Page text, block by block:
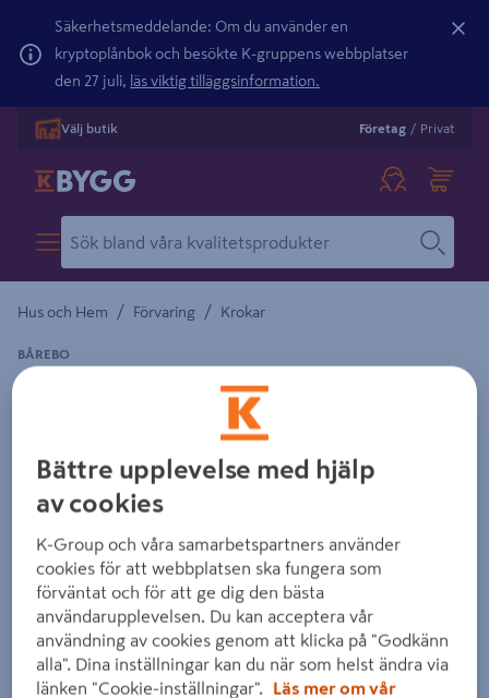
Säkerhetsmeddelande: Om du använder en
kryptoplånbok och besökte K-gruppens webbplatser
den 27 juli, läs viktig tilläggsinformation.
Välj butik Företag / Privat
Hus och Hem / Förvaring / Krokar
KARBINHAKE BÅREBO FZB 60X6 25P
BÅREBO
Detaljerad beskrivning finns i produktbeskrivningsområdet
Bättre upplevelse med hjälp
av cookies
K-Group och våra samarbetspartners använder
cookies för att webbplatsen ska fungera som
förväntat och för att ge dig den bästa
användarupplevelsen. Du kan acceptera vår
användning av cookies genom att klicka på "Godkänn
alla". Dina inställningar kan du när som helst ändra via
länken "Cookie-inställningar".
Läs mer om vår